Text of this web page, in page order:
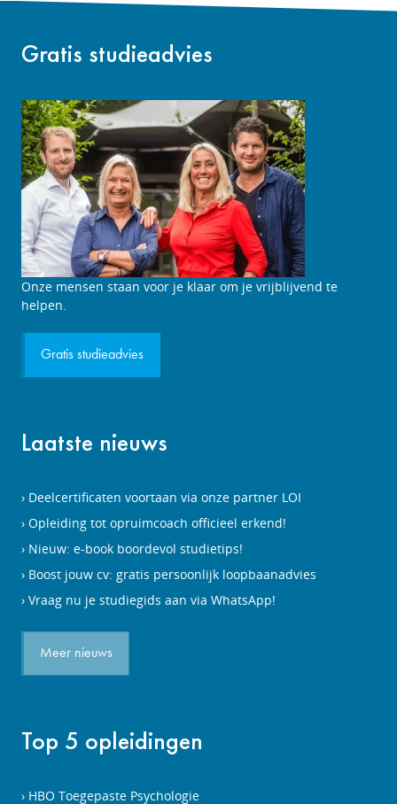
Gratis studieadvies
Studieadviesgesprek
aanvragen
Onze mensen staan voor je klaar om je vrijblijvend te
helpen.
Gratis studieadvies
Laatste nieuws
Deelcertificaten voortaan via onze partner LOI
Opleiding tot opruimcoach officieel erkend!
Nieuw: e-book boordevol studietips!
Boost jouw cv: gratis persoonlijk loopbaanadvies
Vraag nu je studiegids aan via WhatsApp!
Meer nieuws
Top 5 opleidingen
HBO Toegepaste Psychologie